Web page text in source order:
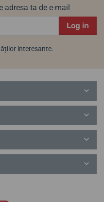
adresa ta de e-mail
Log in
interesante.